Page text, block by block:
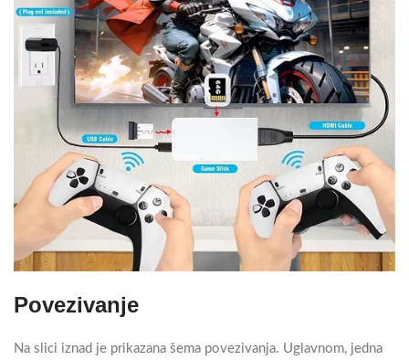
Povezivanje
Na slici iznad je prikazana šema povezivanja. Uglavnom, jedna